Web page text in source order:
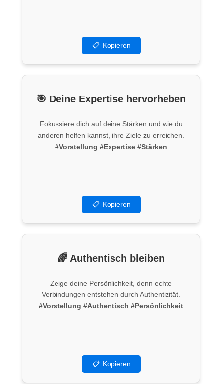
📋 Kopieren
🎯 Deine Expertise hervorheben
Fokussiere dich auf deine Stärken und wie du
anderen helfen kannst, ihre Ziele zu erreichen.
#Vorstellung #Expertise #Stärken
📋 Kopieren
🌈 Authentisch bleiben
Zeige deine Persönlichkeit, denn echte
Verbindungen entstehen durch Authentizität.
#Vorstellung #Authentisch #Persönlichkeit
📋 Kopieren